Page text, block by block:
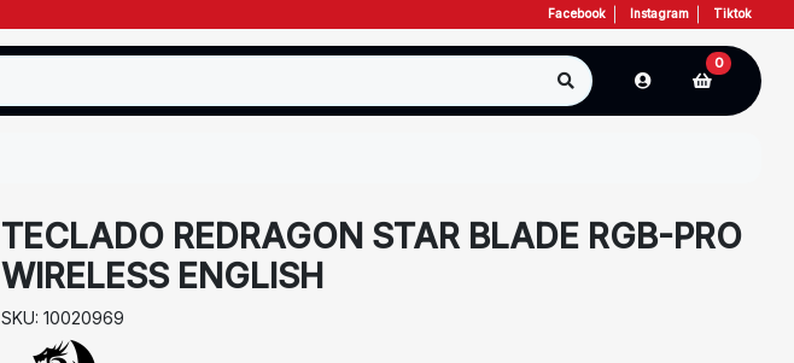
Facebook Instagram Tiktok
0
TECLADO REDRAGON STAR BLADE RGB-PRO
WIRELESS ENGLISH
SKU: 10020969